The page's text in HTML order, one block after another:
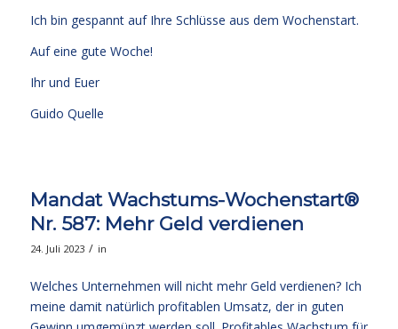
Ich bin gespannt auf Ihre Schlüsse aus dem Wochenstart.
Auf eine gute Woche!
Ihr und Euer
Guido Quelle
Mandat Wachstums-Wochenstart®
Nr. 587: Mehr Geld verdienen
24. Juli 2023 / in
Welches Unternehmen will nicht mehr Geld verdienen? Ich
meine damit natürlich profitablen Umsatz, der in guten